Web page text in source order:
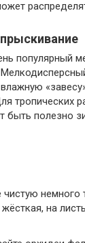
популярный
тропических
быть полезно
чистую немного
на